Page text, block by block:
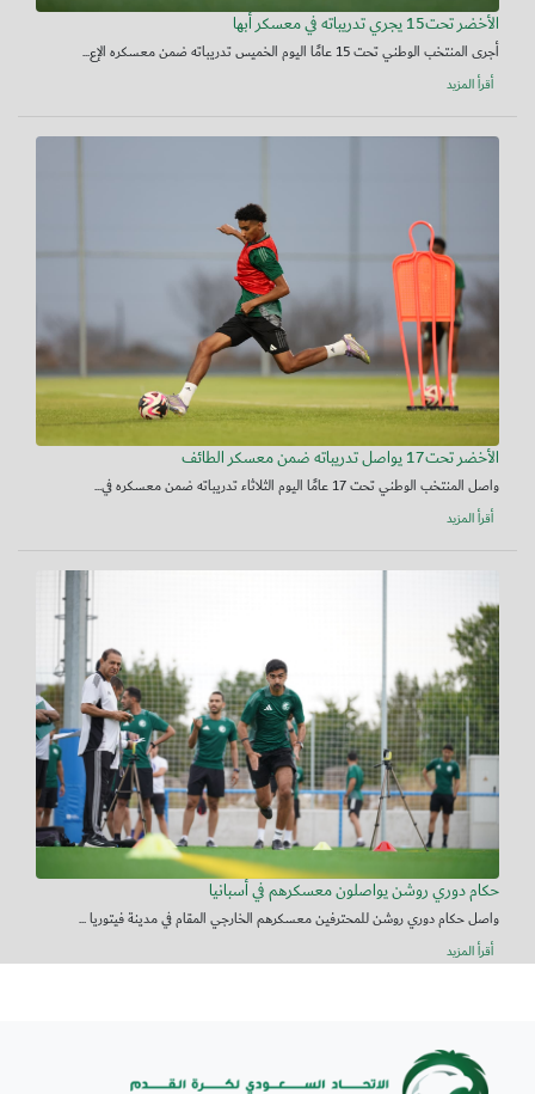
الأخضر تحت15 يجري تدريباته في معسكر أبها
أجرى المنتخب الوطني تحت 15 عامًا اليوم الخميس تدريباته ضمن معسكره الإع...
أقرأ المزيد
الأخضر تحت17 يواصل تدريباته ضمن معسكر الطائف
واصل المنتخب الوطني تحت 17 عامًا اليوم الثلاثاء تدريباته ضمن معسكره في...
أقرأ المزيد
حكام دوري روشن يواصلون معسكرهم في أسبانيا
واصل حكام دوري روشن للمحترفين معسكرهم الخارجي المقام في مدينة فيتوريا ...
أقرأ المزيد